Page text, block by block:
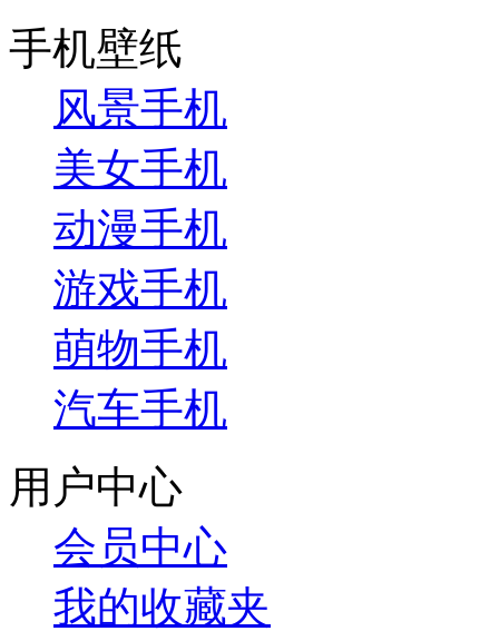
手机壁纸
风景手机
美女手机
动漫手机
游戏手机
萌物手机
汽车手机
用户中心
会员中心
我的收藏夹